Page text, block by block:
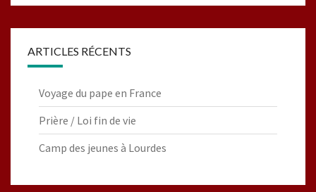
ARTICLES RÉCENTS
Voyage du pape en France
Prière / Loi fin de vie
Camp des jeunes à Lourdes